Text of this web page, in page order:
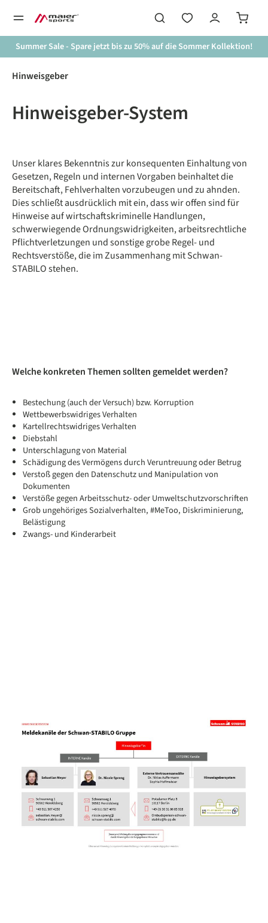
springen
Summer Sale - Spare jetzt bis zu 50% auf die Sommer Kollektion!
Hinweisgeber
Hinweisgeber-System
Unser klares Bekenntnis zur konsequenten Einhaltung von
Gesetzen, Regeln und internen Vorgaben beinhaltet die
Bereitschaft, Fehlverhalten vorzubeugen und zu ahnden.
Dies schließt ausdrücklich mit ein, dass wir offen sind für
Hinweise auf wirtschaftskriminelle Handlungen,
schwerwiegende Ordnungswidrigkeiten, arbeitsrechtliche
Pflichtverletzungen und sonstige grobe Regel- und
Rechtsverstöße, die im Zusammenhang mit Schwan-
STABILO stehen.
Welche konkreten Themen sollten gemeldet werden?
Bestechung (auch der Versuch) bzw. Korruption
Wettbewerbswidriges Verhalten
Kartellrechtswidriges Verhalten
Diebstahl
Unterschlagung von Material
Schädigung des Vermögens durch Veruntreuung oder Betrug
Verstoß gegen den Datenschutz und Manipulation von
Dokumenten
Verstöße gegen Arbeitsschutz- oder Umweltschutzvorschriften
Grob ungehöriges Sozialverhalten, #MeToo, Diskriminierung,
Belästigung
Zwangs- und Kinderarbeit